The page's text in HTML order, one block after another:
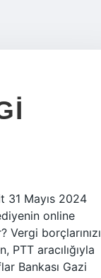
31 Mayıs 2024
online
borçlarınızı
aracılığıyla
Bankası Gazi